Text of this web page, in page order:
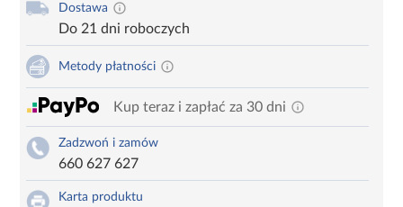
Dostawa
Do 21 dni roboczych
Metody płatności
Kup teraz i zapłać za 30 dni
Zadzwoń i zamów
660 627 627
Karta produktu